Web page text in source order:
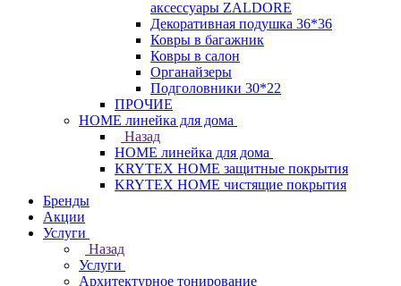
аксессуары ZALDORE
Декоративная подушка 36*36
Ковры в багажник
Ковры в салон
Органайзеры
Подголовники 30*22
ПРОЧИЕ
HOME линейка для дома
Назад
HOME линейка для дома
KRYTEX HOME защитные покрытия
KRYTEX HOME чистящие покрытия
Бренды
Акции
Услуги
Назад
Услуги
Архитектурное тонирование